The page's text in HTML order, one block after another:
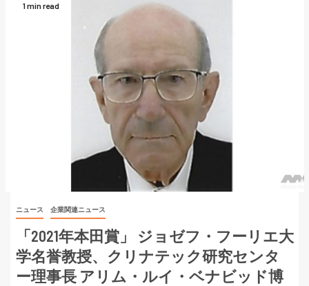
1 min read
ニュース 企業関連ニュース
「2021年本田賞」 ジョゼフ・フーリエ大
学名誉教授、クリナテック研究センタ
ー理事長 アリム・ルイ・ベナビッド博